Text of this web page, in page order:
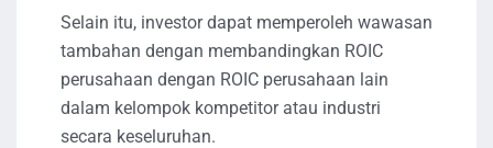
Selain itu, investor dapat memperoleh wawasan
tambahan dengan membandingkan ROIC
perusahaan dengan ROIC perusahaan lain
dalam kelompok kompetitor atau industri
secara keseluruhan.